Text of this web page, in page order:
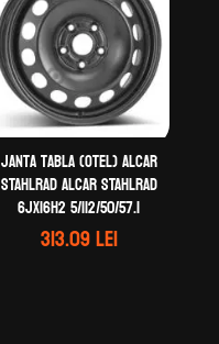
Janta tabla (otel) ALCAR
STAHLRAD ALCAR STAHLRAD
6Jx16H2 5/112/50/57.1
313.09lei